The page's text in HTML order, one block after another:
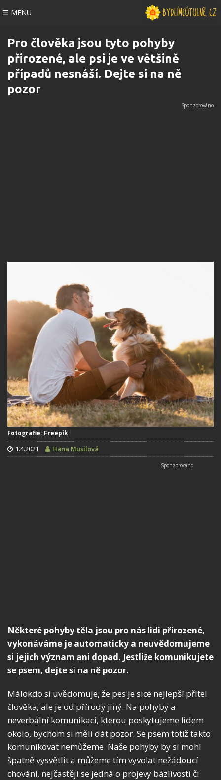
☰ MENU
Pro člověka jsou tyto pohyby
přirozené, ale psi je ve většině
případů nesnáší. Dejte si na ně
pozor
Fotografie: Freepik
1.4.2021 Hana Musilová
Některé pohyby těla jsou pro nás lidi přirozené,
vykonáváme je automaticky a neuvědomujeme
si jejich význam ani dopad. Jestliže komunikujete
se psem, dejte si na ně pozor.
Málokdo si uvědomuje, že pes je sice nejlepší přítel
člověka, ale je od přírody jiný. Na pohyby a
neverbální komunikaci, kterou poskytujeme lidem
okolo, bychom si měli dát pozor. Se psem totiž takto
komunikovat nemůžeme. Naše pohyby by si mohl
špatně vysvětlit a můžeme tím vyvolat nežádoucí
chování, nejčastěji se jedná o projevy bázlivosti či